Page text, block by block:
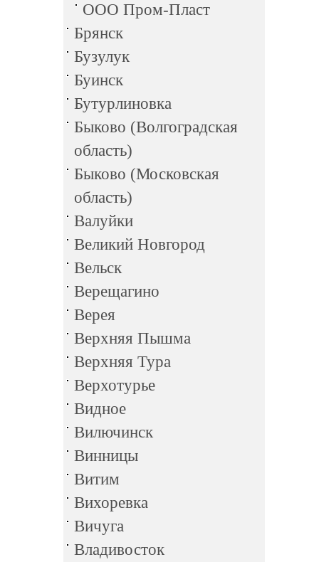
ООО Пром-Пласт
Брянск
Бузулук
Буинск
Бутурлиновка
Быково (Волгоградская
область)
Быково (Московская
область)
Валуйки
Великий Новгород
Вельск
Верещагино
Верея
Верхняя Пышма
Верхняя Тура
Верхотурье
Видное
Вилючинск
Винницы
Витим
Вихоревка
Вичуга
Владивосток